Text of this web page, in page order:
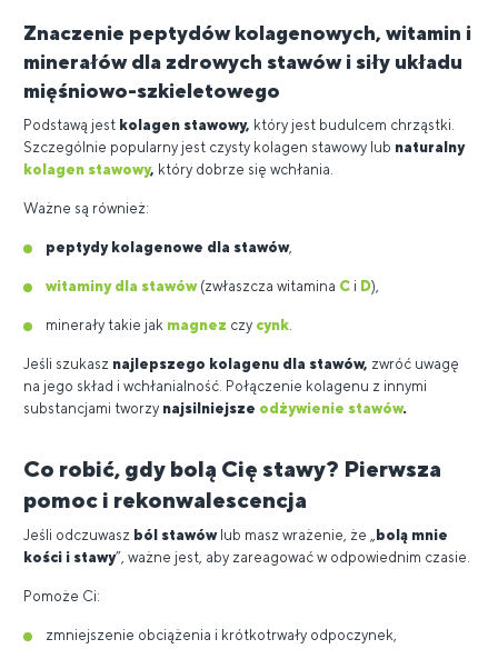
Znaczenie peptydów kolagenowych, witamin i
minerałów dla zdrowych stawów i siły układu
mięśniowo-szkieletowego
Podstawą jest kolagen stawowy, który jest budulcem chrząstki.
Szczególnie popularny jest czysty kolagen stawowy lub naturalny
kolagen stawowy, który dobrze się wchłania.
Ważne są również:
peptydy kolagenowe dla stawów,
witaminy dla stawów(zwłaszcza witamina C i D),
minerały takie jak magnez czy cynk.
Jeśli szukasz najlepszego kolagenu dla stawów, zwróć uwagę
na jego skład i wchłanialność. Połączenie kolagenu z innymi
substancjami tworzy najsilniejsze odżywienie stawów.
Co robić, gdy bolą Cię stawy? Pierwsza
pomoc i rekonwalescencja
Jeśli odczuwasz ból stawówlub masz wrażenie, że „ bolą mnie
kości i stawy”, ważne jest, aby zareagować w odpowiednim czasie.
Pomoże Ci:
zmniejszenie obciążenia i krótkotrwały odpoczynek,